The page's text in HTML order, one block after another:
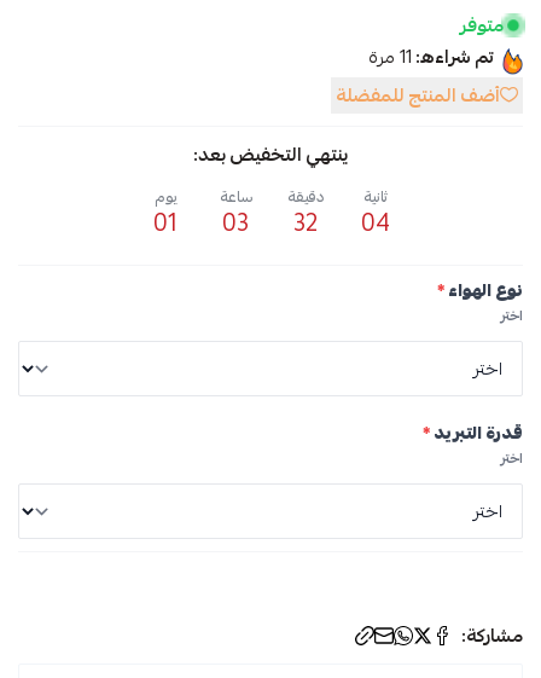
متوفر
تم شراءه:11مرة
أضف المنتج للمفضلة
ينتهي التخفيض بعد:
04
ثانية
32
دقيقة
03
ساعة
01
يوم
نوع الهواء*
اختر
قدرة التبريد*
اختر
الوسوم:
مشاركة: